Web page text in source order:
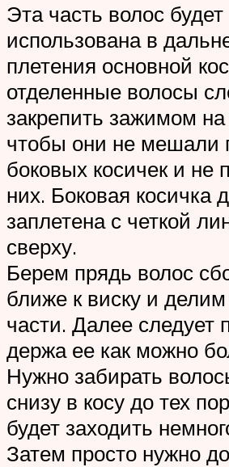
Эта часть волос будет
использована в
плетения основной
отделенные волосы
закрепить зажимом
чтобы они не мешали
боковых косичек и не
них. Боковая косичка
заплетена с четкой
сверху.
Берем прядь волос
ближе к виску и
части. Далее следует
держа ее как можно
Нужно забирать
снизу в косу до тех
будет заходить
Затем просто нужно